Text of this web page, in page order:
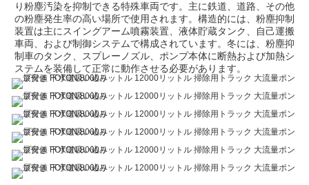
り粉塵汚染を抑制できる特殊車両です。主に鉄道、道路、その他
の粉塵発生率の高い場所で使用されます。構造的には、粉塵抑制
装置は主にスイングアーム噴霧装置、液体貯蔵タンク、自己運搬
車両、および制御システムで構成されています。冬には、粉塵抑
制車のタンク、スプレーノズル、ポンプ本体に断熱および加熱シ
ステムを装備して正常に動作させる必要があります。